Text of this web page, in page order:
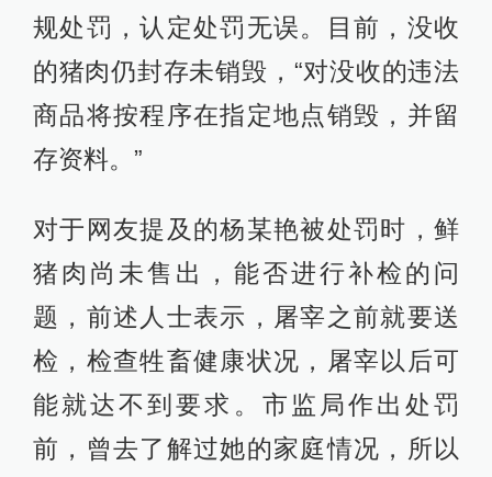
规处罚，认定处罚无误。目前，没收
的猪肉仍封存未销毁，“对没收的违法
商品将按程序在指定地点销毁，并留
存资料。”
对于网友提及的杨某艳被处罚时，鲜
猪肉尚未售出，能否进行补检的问
题，前述人士表示，屠宰之前就要送
检，检查牲畜健康状况，屠宰以后可
能就达不到要求。市监局作出处罚
前，曾去了解过她的家庭情况，所以